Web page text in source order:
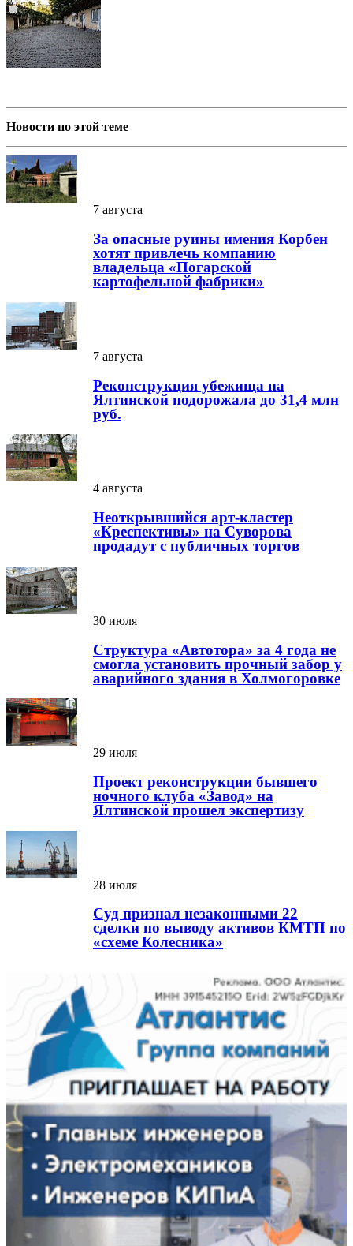
Новости по этой теме
7 августа
За опасные руины имения Корбен
хотят привлечь компанию
владельца «Погарской
картофельной фабрики»
7 августа
Реконструкция убежища на
Ялтинской подорожала до 31,4 млн
руб.
4 августа
Неоткрывшийся арт-кластер
«Креспективы» на Суворова
продадут с публичных торгов
30 июля
Структура «Автотора» за 4 года не
смогла установить прочный забор у
аварийного здания в Холмогоровке
29 июля
Проект реконструкции бывшего
ночного клуба «Завод» на
Ялтинской прошел экспертизу
28 июля
Суд признал незаконными 22
сделки по выводу активов КМТП по
«схеме Колесника»